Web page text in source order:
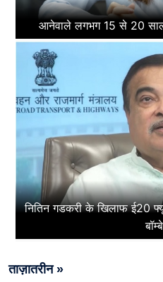
आनेवाले लगभग 15 से 20
नितिन गडकरी के खिलाफ ई20
ताज़ातरीन »